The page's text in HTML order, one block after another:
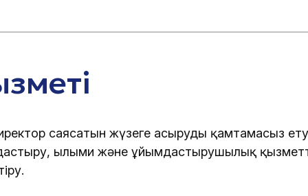
саясатын жүзеге асыруды қамтамасыз
ғылыми және ұйымдастырушылық